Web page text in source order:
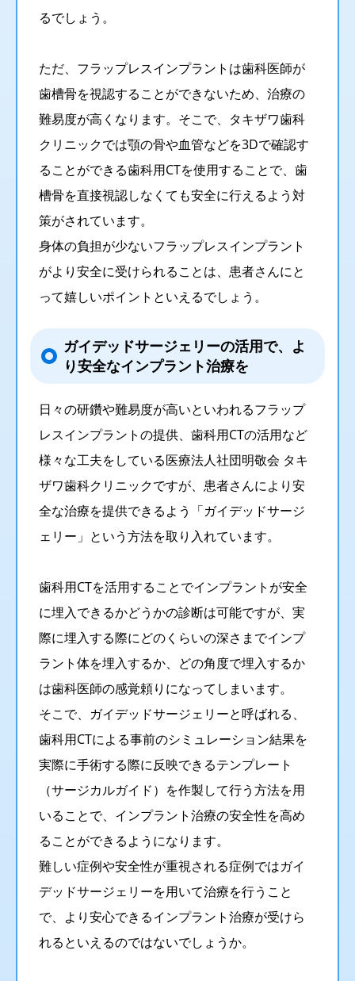
るでしょう。
ただ、フラップレスインプラントは歯科医師が
歯槽骨を視認することができないため、治療の
難易度が高くなります。そこで、タキザワ歯科
クリニックでは顎の骨や血管などを3Dで確認す
ることができる歯科用CTを使用することで、歯
槽骨を直接視認しなくても安全に行えるよう対
策がされています。
身体の負担が少ないフラップレスインプラント
がより安全に受けられることは、患者さんにと
って嬉しいポイントといえるでしょう。
ガイデッドサージェリーの活用で、よ
り安全なインプラント治療を
日々の研鑽や難易度が高いといわれるフラップ
レスインプラントの提供、歯科用CTの活用など
様々な工夫をしている医療法人社団明敬会 タキ
ザワ歯科クリニックですが、患者さんにより安
全な治療を提供できるよう「ガイデッドサージ
ェリー」という方法を取り入れています。
歯科用CTを活用することでインプラントが安全
に埋入できるかどうかの診断は可能ですが、実
際に埋入する際にどのくらいの深さまでインプ
ラント体を埋入するか、どの角度で埋入するか
は歯科医師の感覚頼りになってしまいます。
そこで、ガイデッドサージェリーと呼ばれる、
歯科用CTによる事前のシミュレーション結果を
実際に手術する際に反映できるテンプレート
（サージカルガイド）を作製して行う方法を用
いることで、インプラント治療の安全性を高め
ることができるようになります。
難しい症例や安全性が重視される症例ではガイ
デッドサージェリーを用いて治療を行うこと
で、より安心できるインプラント治療が受けら
れるといえるのではないでしょうか。